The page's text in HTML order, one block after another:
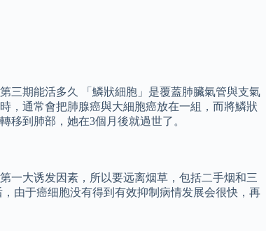
三期能活多久 「鱗狀細胞」是覆蓋肺臟氣管與支氣
，通常會把肺腺癌與大細胞癌放在一組，而將鱗狀
移到肺部，她在3個月後就過世了。
一大诱发因素，所以要远离烟草，包括二手烟和三
由于癌细胞没有得到有效抑制病情发展会很快，再